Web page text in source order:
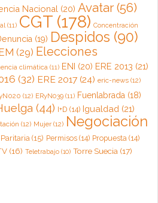
Nacional (20) Avatar (56)
(11) CGT (178) Concentración
(19) Despidos (90)
(29) Elecciones
climática (11) ENI (20) ERE 2013 (21)
(32) ERE 2017 (24) eric-news (12)
(12) ERyN039 (11) Fuenlabrada (18)
(44) I+D (14) Igualdad (21)
(12) Mujer(12) Negociación
Paritaria (15) Permisos (14) Propuesta (14)
(16) Teletrabajo (10) Torre Suecia (17)